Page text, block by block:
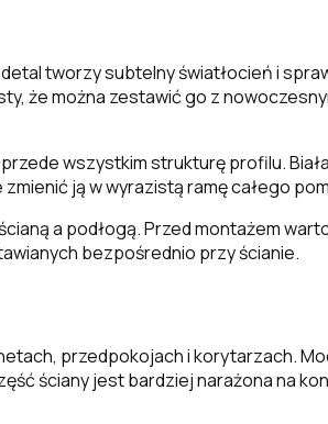
detal tworzy subtelny światłocień i
że można zestawić go z
wszystkim strukturę profilu.
ją w wyrazistą ramę całego
a podłogą. Przed montażem
bezpośrednio przy ścianie.
przedpokojach i korytarzach.
ściany jest bardziej narażona na